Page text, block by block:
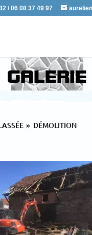
/ 06 08 37 49 97
GALERIE
» DÉMOLITION